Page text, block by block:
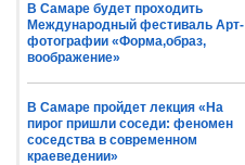
В Самаре будет проходить
Международный фестиваль Арт-
фотографии «Форма,образ,
воображение»
В Самаре пройдет лекция «На
пирог пришли соседи: феномен
соседства в современном
краеведении»